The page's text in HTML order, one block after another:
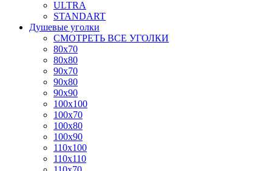
ULTRA
STANDART
Душевые уголки
СМОТРЕТЬ ВСЕ УГОЛКИ
80x70
80x80
90x70
90x80
90x90
100x100
100x70
100x80
100x90
110x100
110x110